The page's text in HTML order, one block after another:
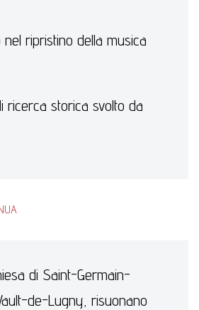
ripristino della musica
ricerca storica svolto da
di Saint-Germain-
de-Lugny, risuonano